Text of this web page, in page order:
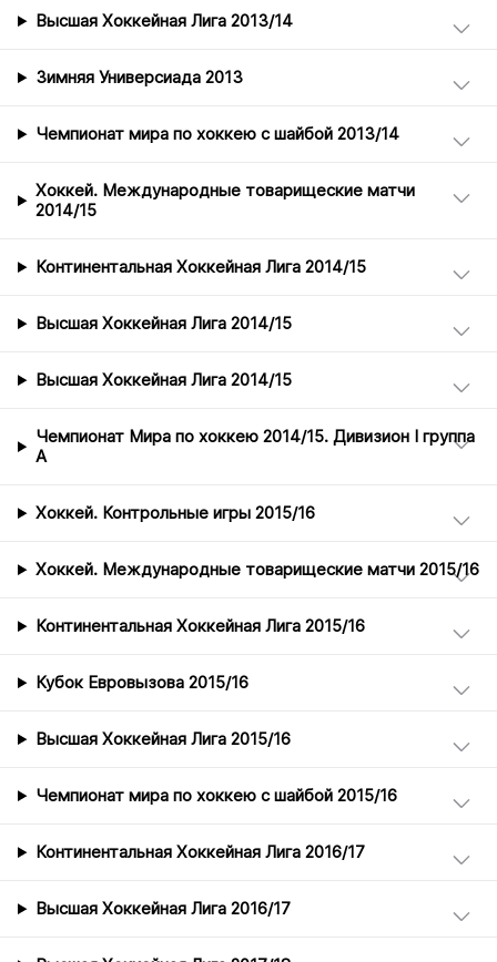
Высшая Хоккейная Лига 2013/14
Зимняя Универсиада 2013
Чемпионат мира по хоккею с шайбой 2013/14
Хоккей. Международные товарищеские матчи
2014/15
Континентальная Хоккейная Лига 2014/15
Высшая Хоккейная Лига 2014/15
Высшая Хоккейная Лига 2014/15
Чемпионат Мира по хоккею 2014/15. Дивизион I группа
А
Хоккей. Контрольные игры 2015/16
Хоккей. Международные товарищеские матчи 2015/16
Континентальная Хоккейная Лига 2015/16
Кубок Евровызова 2015/16
Высшая Хоккейная Лига 2015/16
Чемпионат мира по хоккею с шайбой 2015/16
Континентальная Хоккейная Лига 2016/17
Высшая Хоккейная Лига 2016/17